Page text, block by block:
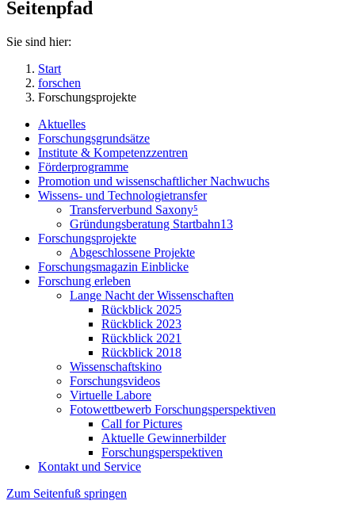
Seitenpfad
Sie sind hier:
Start
forschen
Forschungsprojekte
Aktuelles
Forschungsgrundsätze
Institute & Kompetenzzentren
Förderprogramme
Promotion und wissenschaftlicher Nachwuchs
Wissens- und Technologietransfer
Transferverbund Saxony⁵
Gründungsberatung Startbahn13
Forschungsprojekte
Abgeschlossene Projekte
Forschungsmagazin Einblicke
Forschung erleben
Lange Nacht der Wissenschaften
Rückblick 2025
Rückblick 2023
Rückblick 2021
Rückblick 2018
Wissenschaftskino
Forschungsvideos
Virtuelle Labore
Fotowettbewerb Forschungsperspektiven
Call for Pictures
Aktuelle Gewinnerbilder
Forschungsperspektiven
Kontakt und Service
Zum Seitenfuß springen